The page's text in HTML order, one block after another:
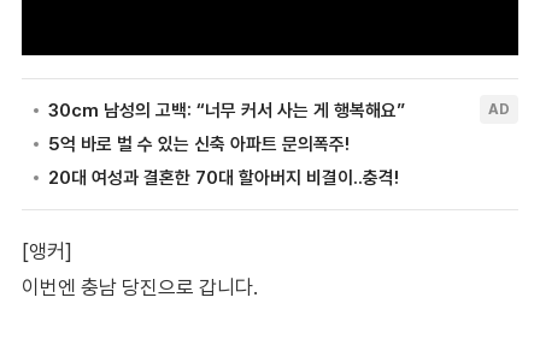
[앵커]
이번엔 충남 당진으로 갑니다.